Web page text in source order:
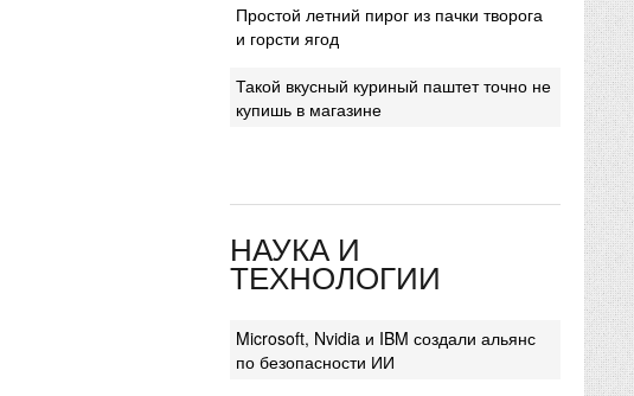
Простой летний пирог из пачки творога
и горсти ягод
Такой вкусный куриный паштет точно не
купишь в магазине
НАУКА И
ТЕХНОЛОГИИ
Microsoft, Nvidia и IBM создали альянс
по безопасности ИИ